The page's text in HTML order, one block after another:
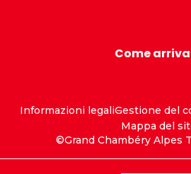
Come
Informazioni legaliGestione del
Mappa del
©Grand Chambéry Alpes